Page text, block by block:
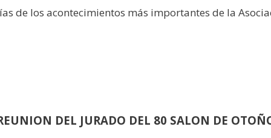
de los acontecimientos más importantes de la
DEL JURADO DEL 80 SALON DE